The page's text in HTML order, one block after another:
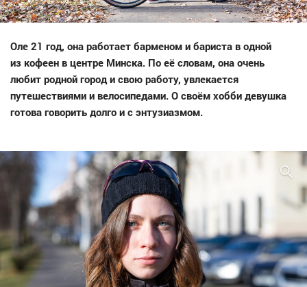
Оле 21 год, она работает барменом и бариста в одной
из кофеен в центре Минска. По её словам, она очень
любит родной город и свою работу, увлекается
путешествиями и велосипедами. О своём хобби девушка
готова говорить долго и с энтузиазмом.